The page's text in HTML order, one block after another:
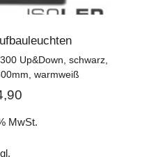
Up&Down, schwarz,
warmweiß
MwSt.